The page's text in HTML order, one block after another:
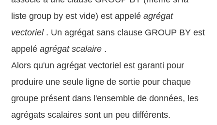
liste group by est vide) est appelé agrégat
vectoriel. Un agrégat sans clause GROUP BY est
appelé agrégat scalaire.
Alors qu'un agrégat vectoriel est garanti pour
produire une seule ligne de sortie pour chaque
groupe présent dans l'ensemble de données, les
agrégats scalaires sont un peu différents.